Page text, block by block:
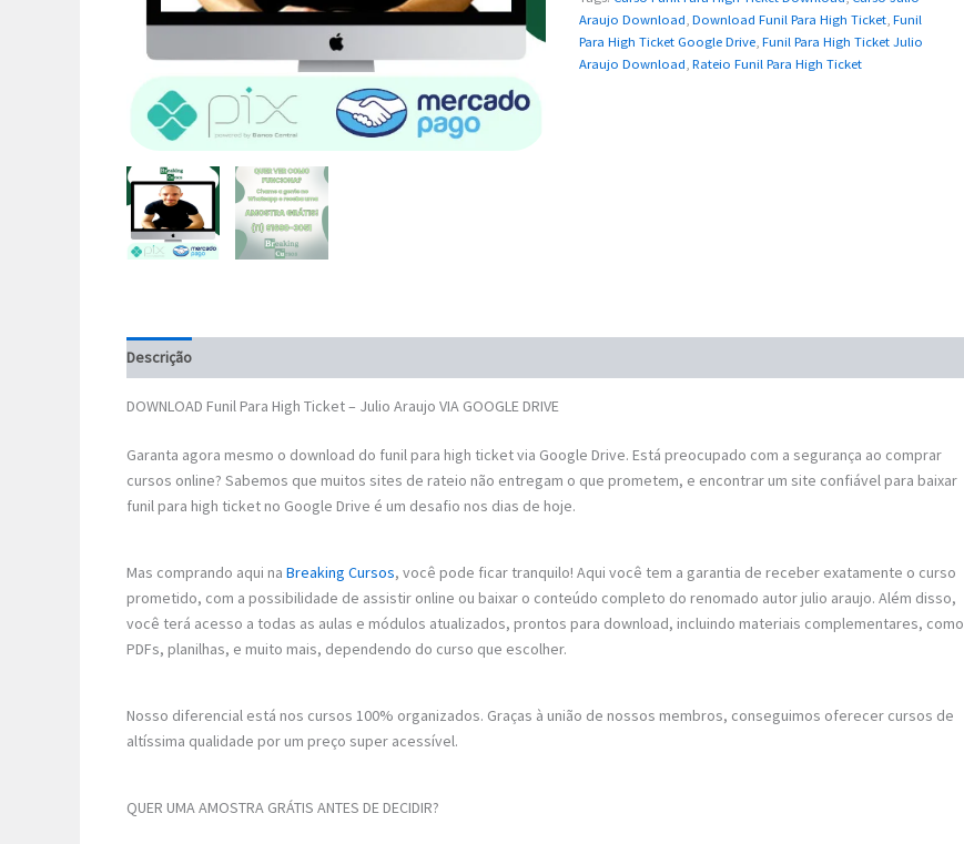
Araujo Download,Download Funil Para High Ticket,Funil
Para High Ticket Google Drive,Funil Para High Ticket Julio
Araujo Download,Rateio Funil Para High Ticket
Descrição
DOWNLOAD Funil Para High Ticket – Julio Araujo VIA GOOGLE DRIVE
Garanta agora mesmo o download do funil para high ticket via Google Drive. Está preocupado com a segurança ao comprar
cursos online? Sabemos que muitos sites de rateio não entregam o que prometem, e encontrar um site confiável para baixar
funil para high ticket no Google Drive é um desafio nos dias de hoje.
Mas comprando aqui na Breaking Cursos, você pode ficar tranquilo! Aqui você tem a garantia de receber exatamente o curso
prometido, com a possibilidade de assistir online ou baixar o conteúdo completo do renomado autor julio araujo. Além disso,
você terá acesso a todas as aulas e módulos atualizados, prontos para download, incluindo materiais complementares, como
PDFs, planilhas, e muito mais, dependendo do curso que escolher.
Nosso diferencial está nos cursos 100% organizados. Graças à união de nossos membros, conseguimos oferecer cursos de
altíssima qualidade por um preço super acessível.
QUER UMA AMOSTRA GRÁTIS ANTES DE DECIDIR?